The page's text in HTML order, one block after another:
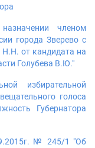
членом
города Зверево с
Н.Н. от кандидата на
Голубева В.Ю."
избирательной
голоса
Губернатора
№ 245/1 "Об